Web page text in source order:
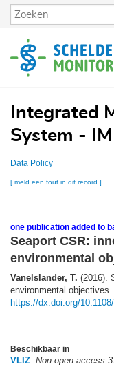
Overslaan
en
de
inhoud
Integrated
System -
Data Policy
[ meld een fout in dit record ]
one publication added to
Seaport CSR:
environmental
Vanelslander, T. (2016).
environmental objectives.
https://dx.doi.org/
Beschikbaar in
VLIZ: Non-open access